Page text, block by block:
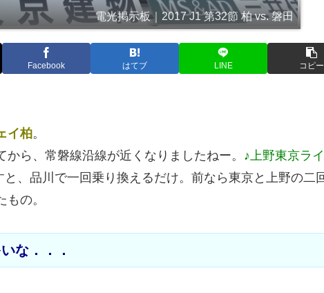
電光掲示板｜2017 J1 第32節 柏 vs. 磐田
Facebook はてブ LINE コピー
イ柏。
から、常磐線沿線が近くなりましたねー。 ♪上野東京ラ
と、品川で一回乗り換えるだけ。前なら東京と上野の二
の。
な．．．